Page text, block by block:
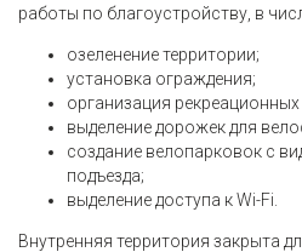
работы по благоустройству, в
озеленение территории;
установка ограждения;
организация рекреационных
выделение дорожек для
создание велопарковок с
подъезда;
выделение доступа к Wi-Fi.
Внутренняя территория закрыта